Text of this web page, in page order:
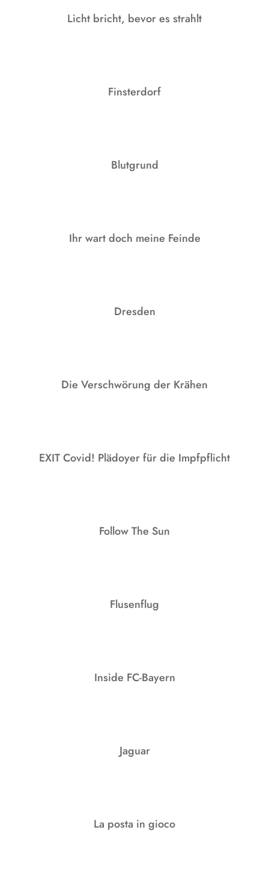
Licht bricht, bevor es strahlt
Finsterdorf
Blutgrund
Ihr wart doch meine Feinde
Dresden
Die Verschwörung der Krähen
EXIT Covid! Plädoyer für die Impfpflicht
Follow The Sun
Flusenflug
Inside FC-Bayern
Jaguar
La posta in gioco